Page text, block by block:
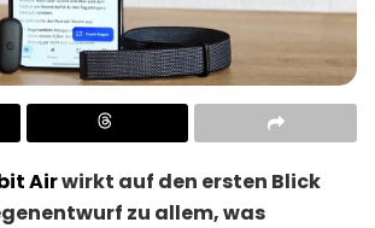
Airwirkt auf den ersten Blick
zu allem, was